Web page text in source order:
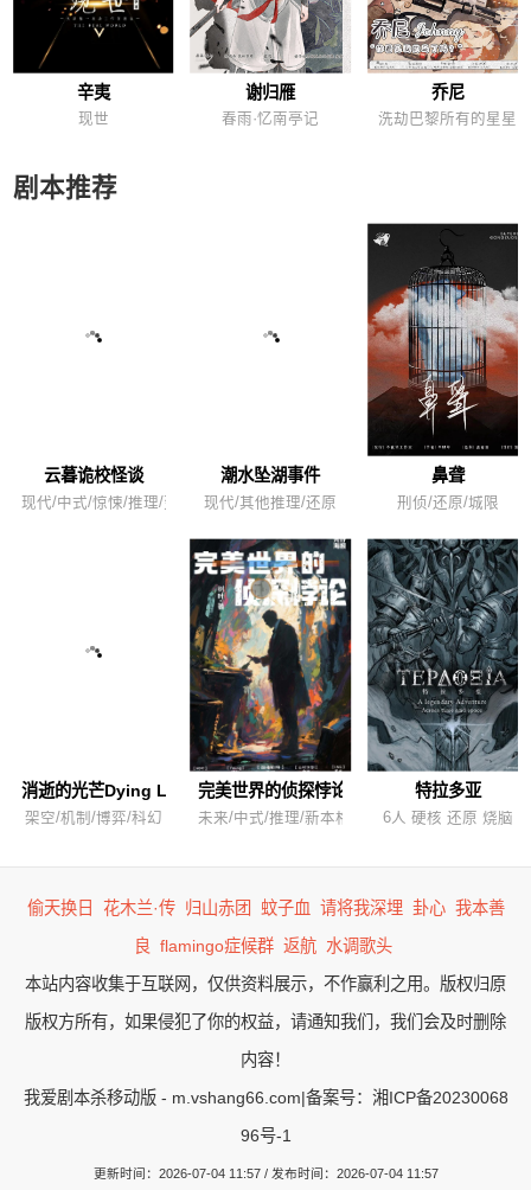
辛夷
现世
谢归雁
春雨·忆南亭记
乔尼
洗劫巴黎所有的星星
剧本推荐
云暮诡校怪谈
现代/中式/惊悚/推理/变格
潮水坠湖事件
现代/其他推理/还原
鼻聋
刑侦/还原/城限
消逝的光芒Dying Light
架空/机制/博弈/科幻
完美世界的侦探悖论
未来/中式/推理/新本格
特拉多亚
6人 硬核 还原 烧脑
偷天换日 花木兰·传 归山赤团 蚊子血 请将我深埋 卦心 我本善
良 flamingo症候群 返航 水调歌头
本站内容收集于互联网，仅供资料展示，不作赢利之用。版权归原
版权方所有，如果侵犯了你的权益，请通知我们，我们会及时删除
内容！
我爱剧本杀移动版 - m.vshang66.com|备案号：湘ICP备20230068
96号-1
更新时间：2026-07-04 11:57 / 发布时间：2026-07-04 11:57